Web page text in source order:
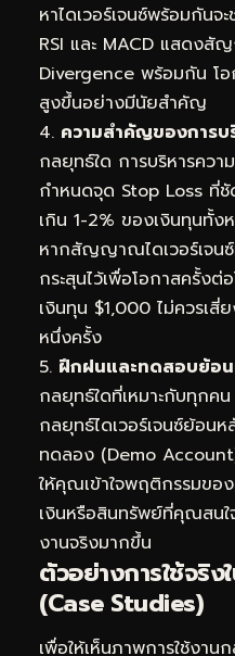
หาไดเวอร์เจนซ์พร้อมกัน
RSI และ MACD แสดง
Divergence พร้อมกัน โอ
สูงขึ้นอย่างมีนัยสำคัญ
4. ความสำคัญของการบ
กลยุทธ์ใด การบริหารคว
กำหนดจุด Stop Loss ที่ชั
เกิน 1-2% ของเงินทุนทั้ง
หากสัญญาณไดเวอร์เจน
กระสุนไว้เพื่อโอกาสครั้ง
เงินทุน $1,000 ไม่ควรเสี่
หนึ่งครั้ง
5. ฝึกฝนและทดสอบย้อ
กลยุทธ์ใดที่เหมาะกับทุกค
กลยุทธ์ไดเวอร์เจนซ์ย้อน
ทดลอง (Demo
ให้คุณเข้าใจพฤติกรรมขอ
เงินหรือสินทรัพย์ที่คุณสนใ
งานจริงมากขึ้น
ตัวอย่างการใช้จริ
(Case Studies)
เพื่อให้เห็นภาพการใช้งาน